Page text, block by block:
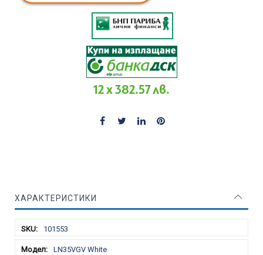
12 x 382.57 лв.
ХАРАКТЕРИСТИКИ
101553
LN35VGV White